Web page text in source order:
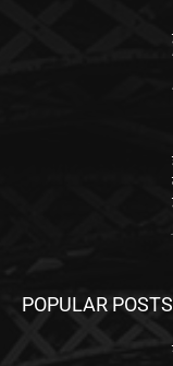
POPULAR POSTS